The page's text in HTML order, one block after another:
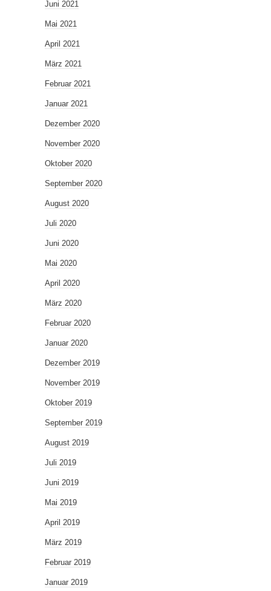
Juni 2021
Mai 2021
April 2021
März 2021
Februar 2021
Januar 2021
Dezember 2020
November 2020
Oktober 2020
September 2020
August 2020
Juli 2020
Juni 2020
Mai 2020
April 2020
März 2020
Februar 2020
Januar 2020
Dezember 2019
November 2019
Oktober 2019
September 2019
August 2019
Juli 2019
Juni 2019
Mai 2019
April 2019
März 2019
Februar 2019
Januar 2019